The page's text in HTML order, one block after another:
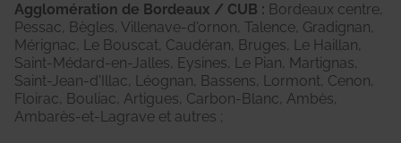
Agglomération de Bordeaux / CUB : Bordeaux centre,
Pessac, Bègles, Villenave-d'ornon, Talence, Gradignan,
Mérignac, Le Bouscat, Caudéran, Bruges, Le Haillan,
Saint-Médard-en-Jalles, Eysines, Le Pian, Martignas,
Saint-Jean-d'Illac, Léognan, Bassens, Lormont, Cenon,
Floirac, Bouliac, Artigues, Carbon-Blanc, Ambès,
Ambarès-et-Lagrave et autres ;